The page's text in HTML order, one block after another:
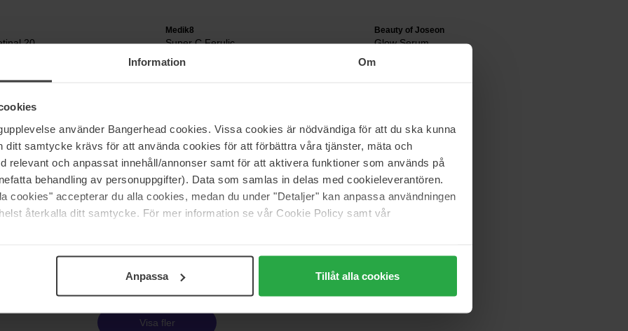
Information Om
använder Bangerhead cookies. Vissa cookies är nödvändiga för att du ska kunna
ditt samtycke krävs för att använda cookies för att förbättra våra tjänster, mäta och
relevant och anpassat innehåll/annonser samt för att aktivera funktioner som används på
behandling av personuppgifter). Data som samlas in delas med cookieleverantören.
cookies" accepterar du alla cookies, medan du under "Detaljer" kan anpassa användningen
återkalla ditt samtycke. För mer information se vår Cookie Policy samt vår
Anpassa Tillåt alla cookies
20
Medik8
Super C Ferulic
30 ml
Beauty of Joseon
Glow Serum
Advanced Night Repair Synchronized
Multi-Recovery Complex
75 ml
1 728 kr
Ord. pris 1 920 kr
Natural Repair Serum
120 ml
504 kr
Ord. pris 559 kr
Visa fler